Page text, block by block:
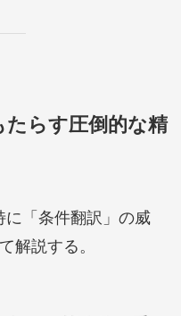
たらす圧倒的な精
「条件翻訳」の威
解説する。